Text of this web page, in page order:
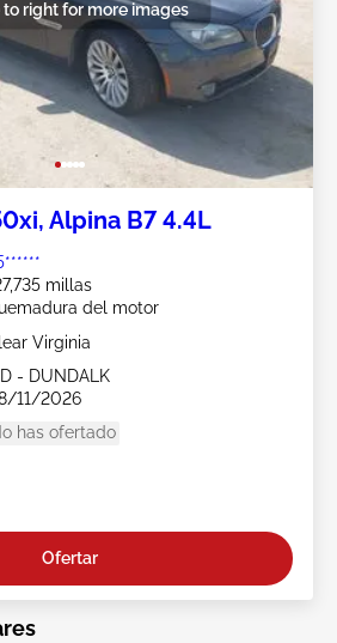
right for more images
Alpina B7 4.4L
millas
del motor
Virginia
- DUNDALK
11/2026
has ofertado
Ofertar